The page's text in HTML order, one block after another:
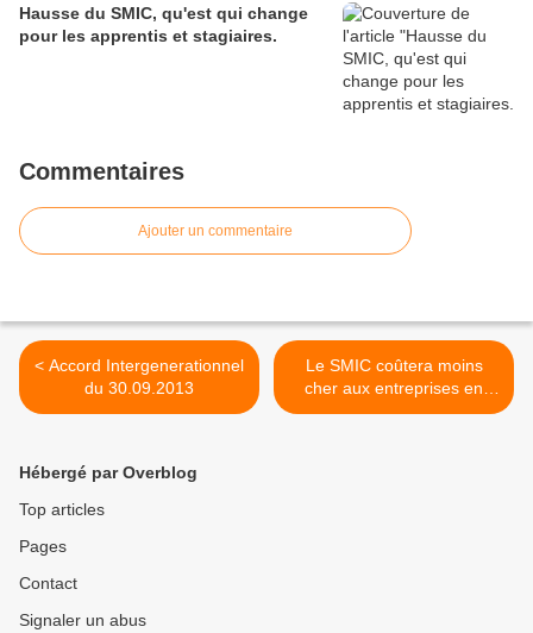
Hausse du SMIC, qu'est qui change
pour les apprentis et stagiaires.
Commentaires
Ajouter un commentaire
< Accord Intergenerationnel
du 30.09.2013
Le SMIC coûtera moins
cher aux entreprises en
2014 qu’en 2013 ! >
Hébergé par Overblog
Top articles
Pages
Contact
Signaler un abus